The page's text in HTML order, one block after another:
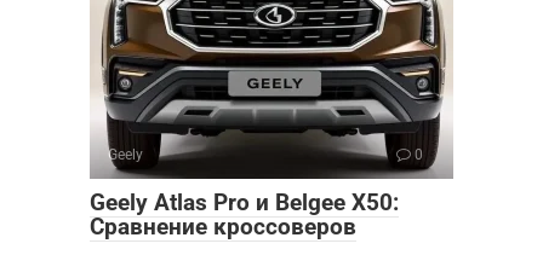
Geely 0
Geely Atlas Pro и Belgee X50:
Сравнение кроссоверов